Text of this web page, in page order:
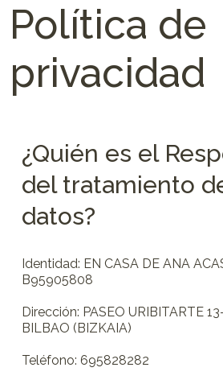
Política de
privacidad
¿Quién es el
del tratamiento
datos?
Identidad: EN CASA DE ANA
B95905808
Dirección: PASEO URIBITARTE
BILBAO (BIZKAIA)
Teléfono: 695828282